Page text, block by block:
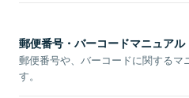
郵便番号・バーコードマニュアル
郵便番号や、バーコードに関するマ
す。